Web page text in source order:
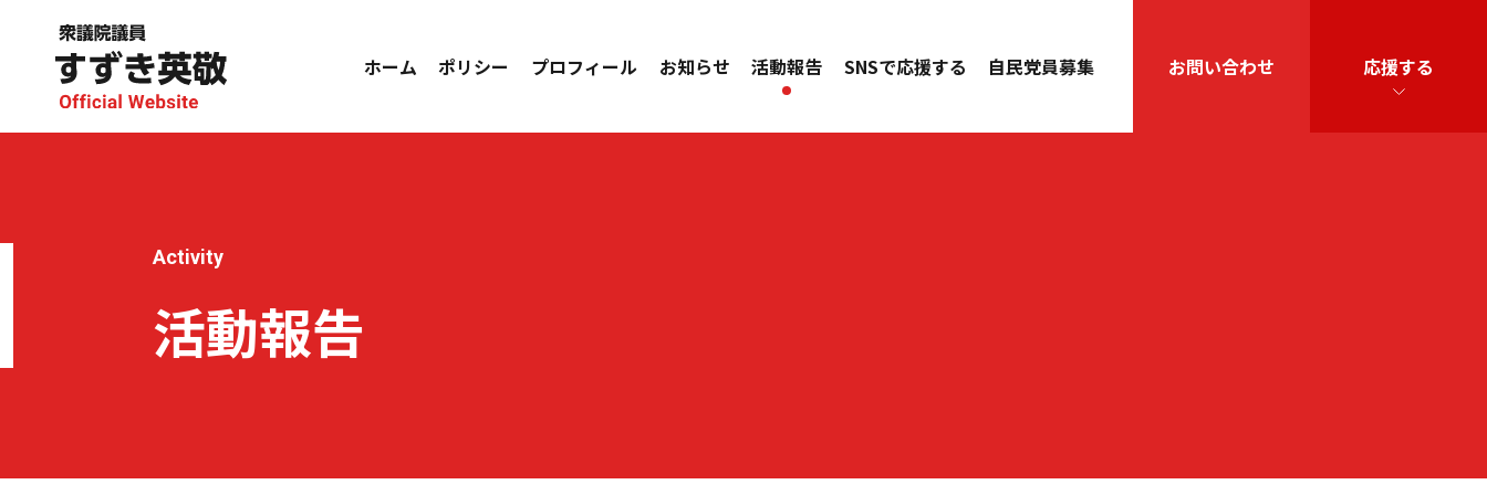
ホーム ポリシー プロフィール お知らせ 活動報告 SNSで応援する 自民党員募集 お問い合わせ 応援する
Activity
活動報告